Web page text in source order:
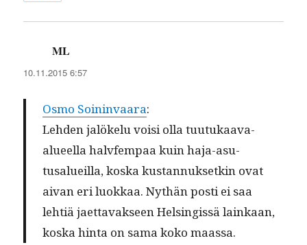
ML
10.11.2015 6:57
Osmo Soin­in­vaara:
Lehden jalökelu voisi olla tuu­tukaa­va-
alueel­la halvfem­paa kuin haja-asu­
tusalueil­la, kos­ka kus­tan­nuk­setkin ovat
aivan eri luokkaa. Nythän posti ei saa
lehtiä jaet­tavak­seen Helsingis­sä lainkaan,
kos­ka hin­ta on sama koko maassa.